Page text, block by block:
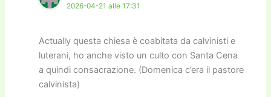
2026-04-21 alle 17:31
Actually questa chiesa è coabitata da calvinisti e
luterani, ho anche visto un culto con Santa Cena
a quindi consacrazione. (Domenica c’era il pastore
calvinista)